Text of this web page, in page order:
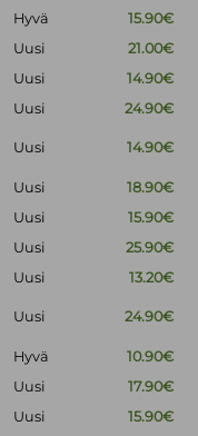
Hyvä
15.90€
Uusi
21.00€
Uusi
14.90€
Uusi
24.90€
Uusi 14.90€
Uusi
18.90€
Uusi
15.90€
Uusi
25.90€
Uusi
13.20€
Uusi 24.90€
Hyvä
10.90€
Uusi
17.90€
Uusi 15.90€